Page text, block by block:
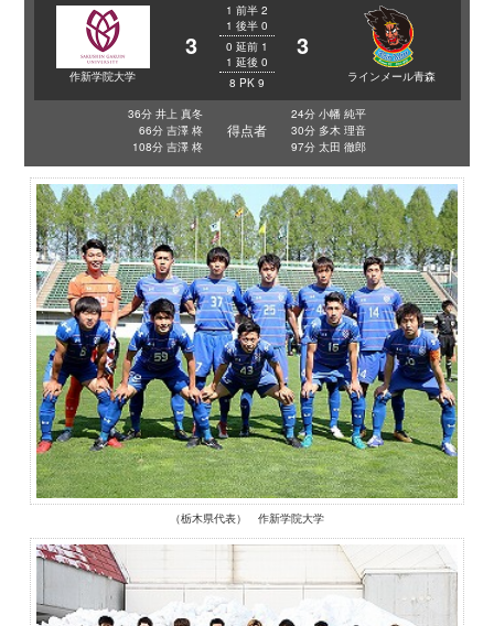
作新学院大学
3
1 前半 2
1 後半 0
0 延前 1
1 延後 0
8 PK 9
3
ラインメール青森
36分 井上 真冬
66分 吉澤 柊
108分 吉澤 柊
得点者
24分 小幡 純平
30分 多木 理音
97分 太田 徹郎
（栃木県代表） 作新学院大学